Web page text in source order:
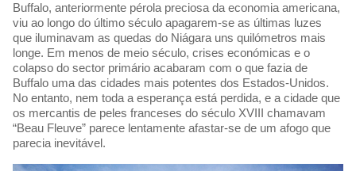
Buffalo, anteriormente pérola preciosa da economia americana,
viu ao longo do último século apagarem-se as últimas luzes
que iluminavam as quedas do Niágara uns quilómetros mais
longe. Em menos de meio século, crises económicas e o
colapso do sector primário acabaram com o que fazia de
Buffalo uma das cidades mais potentes dos Estados-Unidos.
No entanto, nem toda a esperança está perdida, e a cidade que
os mercantis de peles franceses do século XVIII chamavam
“Beau Fleuve” parece lentamente afastar-se de um afogo que
parecia inevitável.